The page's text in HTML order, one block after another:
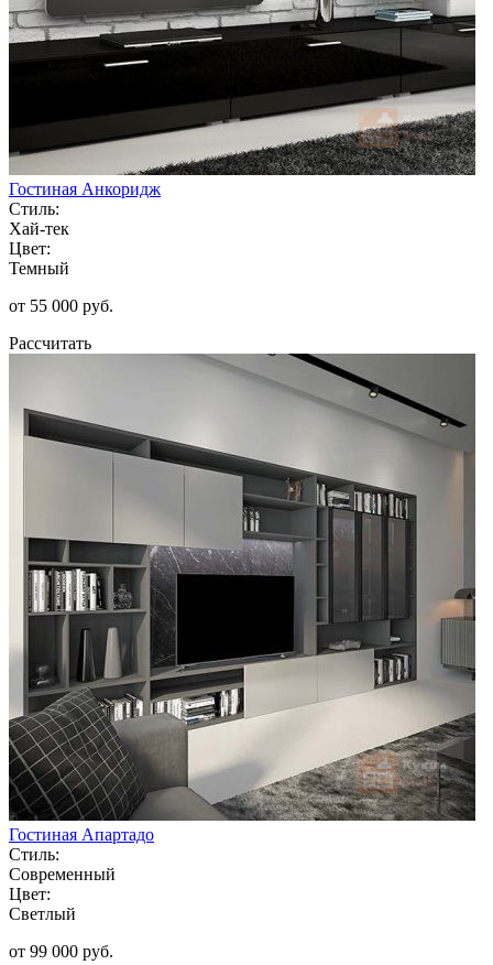
Гостиная Анкоридж
Стиль:
Хай-тек
Цвет:
Темный
от 55 000 руб.
Рассчитать
Гостиная Апартадо
Стиль:
Современный
Цвет:
Светлый
от 99 000 руб.